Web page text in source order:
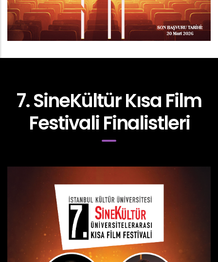
7. SineKültür Kısa Film
Festivali Finalistleri